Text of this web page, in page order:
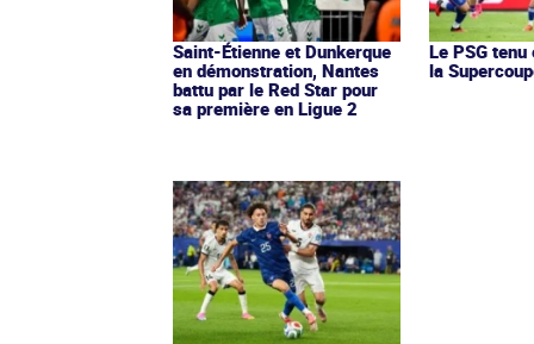
Saint-Étienne et Dunkerque
en démonstration, Nantes
battu par le Red Star pour
sa première en Ligue 2
Le PSG
la